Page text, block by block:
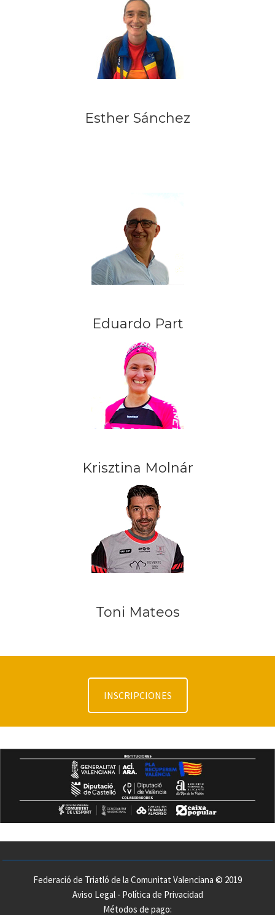
Esther Sánchez
Eduardo Part
Krisztina Molnár
Toni Mateos
INSCRIPCIONES
Federació de Triatló de la Comunitat Valenciana © 2019
Aviso Legal- Política de Privacidad
Métodos de pago: